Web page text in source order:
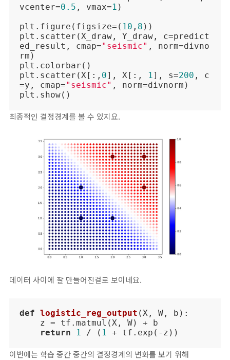
vcenter=0.5 , vmax=1 )
plt.figure(figsize=( 10 , 8 ))
plt.scatter(X_draw, Y_draw, c=predict
ed_result, cmap="seismic" , norm=divno
rm)
plt.colorbar()
plt.scatter(X[:, 0], X[:, 1], s=200 , c
=y, cmap="seismic" , norm=divnorm)
plt.show()
최종적인 결정경계를 볼 수 있지요.
데이터 사이에 잘 만들어진걸로 보이네요.
def logistic_reg_output (X, W, b ):
return
1 / ( 1 + tf.exp(-z))
이번에는 학습 중간 중간의 결정경계의 변화를 보기 위해